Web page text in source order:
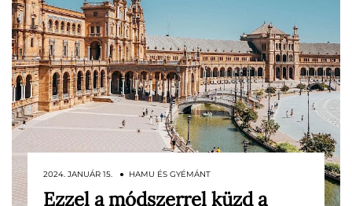
2024. JANUÁR 15. ● HAMU ÉS GYÉMÁNT
Ezzel a módszerrel küzd a